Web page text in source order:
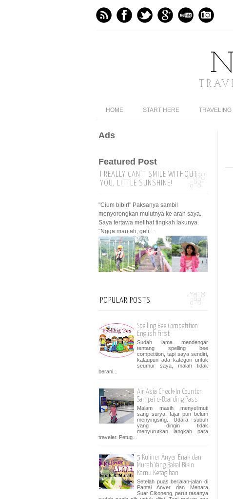
HOME START HERE TRAVELING
Ads
Featured Post
I REALLY CAN'T SMILE WITHOUT
YOU, LITTLE SUNSHINE!
"Cium bibir!" Paksanya sambil
menyorongkan mulutnya ke arah saya.
Saya tertawa melihat tingkah lakunya.
"Ngga mau ah, geli...
POPULAR POSTS
Spelling Bee Competition
English First
Sudah lama mendengar
tentang spelling bee
competition, tapi saya sendiri,
kalaupun ada kategori untuk
seumur saya, malah tidak
berani...
Air Asia Check-In Counter
Sampai e-Boarding Pass
Malam masih menyelimuti
sang surya, fajar pun belum
menyingsing. Udara subuh
yang dingin tidak
menyurutkan langkah para
traveler. Petug...
5 Kuliner Anyer Enak dan
Murah Yang Bakal Bikin
Kamu Ketagihan
Setelah puas berjalan-jalan di
Pantai Anyer dan Menara
Suar Cikoneng, perut rasanya